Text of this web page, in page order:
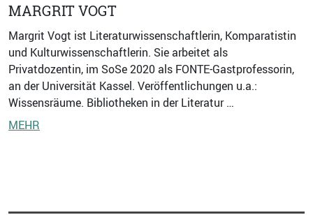
MARGRIT VOGT
Margrit Vogt ist Literaturwissenschaftlerin, Komparatistin
und Kulturwissenschaftlerin. Sie arbeitet als
Privatdozentin, im SoSe 2020 als FONTE-Gastprofessorin,
an der Universität Kassel. Veröffentlichungen u.a.:
Wissensräume. Bibliotheken in der Literatur …
MEHR